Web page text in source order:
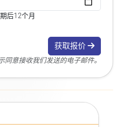
后12个月
获取报价
同意接收我们发送的电子邮件。